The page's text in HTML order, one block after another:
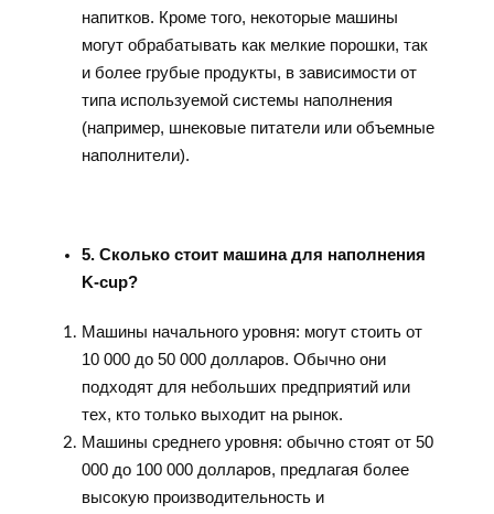
напитков. Кроме того, некоторые машины
могут обрабатывать как мелкие порошки, так
и более грубые продукты, в зависимости от
типа используемой системы наполнения
(например, шнековые питатели или объемные
наполнители).
5. Сколько стоит машина для наполнения
K-cup?
Машины начального уровня: могут стоить от
10 000 до 50 000 долларов. Обычно они
подходят для небольших предприятий или
тех, кто только выходит на рынок.
Машины среднего уровня: обычно стоят от 50
000 до 100 000 долларов, предлагая более
высокую производительность и